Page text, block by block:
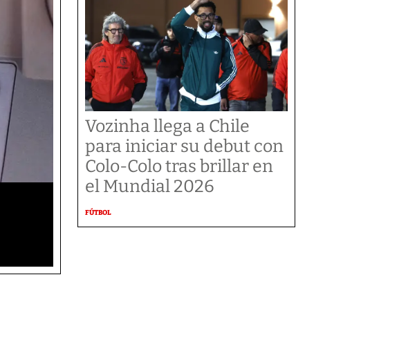
Vozinha llega a Chile
para iniciar su debut con
Colo-Colo tras brillar en
el Mundial 2026
FÚTBOL